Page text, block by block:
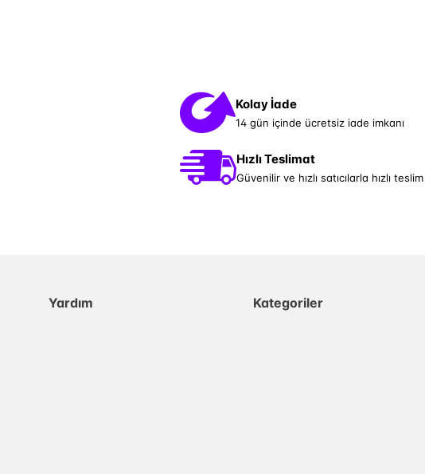
Kolay İade
14 gün içinde ücretsiz iade imkanı
Hızlı Teslimat
Güvenilir ve hızlı satıcılarla hızlı teslim
Yardım
Kategoriler